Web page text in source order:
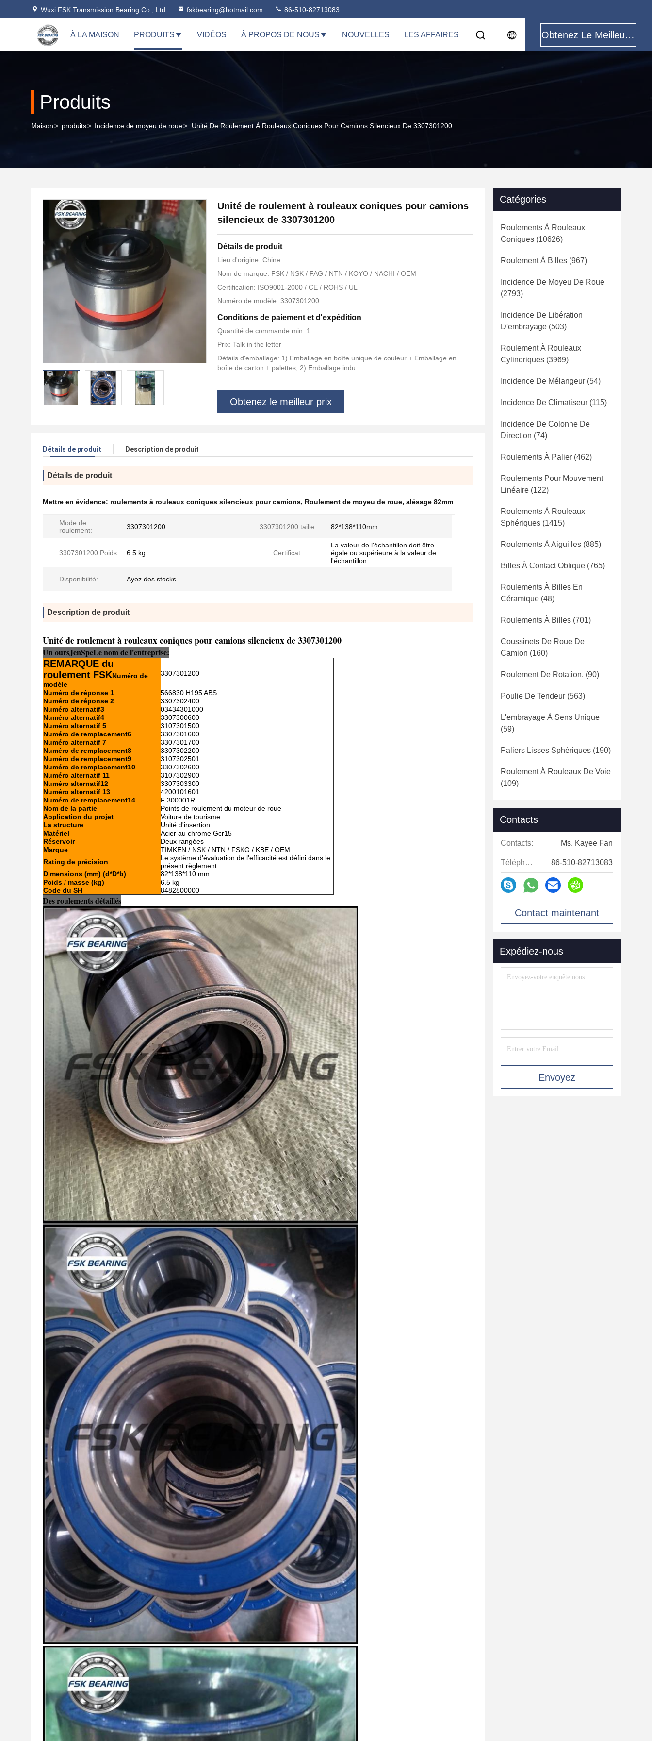
Wuxi FSK Transmission Bearing Co., Ltd fskbearing@hotmail.com 86-510-82713083
À LA MAISON PRODUITS VIDÉOS À PROPOS DE NOUS NOUVELLES LES AFFAIRES Obtenez Le Meilleur Prix
Produits
Maison> produits> Incidence de moyeu de roue> Unité De Roulement À Rouleaux Coniques Pour Camions Silencieux De 3307301200
Unité de roulement à rouleaux coniques pour camions
silencieux de 3307301200
Détails de produit
Lieu d'origine: Chine
Nom de marque: FSK / NSK / FAG / NTN / KOYO / NACHI / OEM
Certification: ISO9001-2000 / CE / ROHS / UL
Numéro de modèle: 3307301200
Conditions de paiement et d'expédition
Quantité de commande min: 1
Prix: Talk in the letter
Détails d'emballage: 1) Emballage en boîte unique de couleur + Emballage en
boîte de carton + palettes, 2) Emballage indu
Obtenez le meilleur prix
Détails de produit Description de produit
Détails de produit
Mettre en évidence: roulements à rouleaux coniques silencieux pour camions, Roulement de moyeu de roue, alésage 82mm
Mode de
roulement:
3307301200 3307301200 taille: 82*138*110mm
3307301200 Poids: 6.5 kg Certificat:
La valeur de l'échantillon doit être
égale ou supérieure à la valeur de
l'échantillon
Disponibilité: Ayez des stocks
Description de produit
Unité de roulement à rouleaux coniques pour camions silencieux de 3307301200
Un oursJenSpeLe nom de l'entreprise:
REMARQUE du
roulement FSKNuméro de
modèle
3307301200
Numéro de réponse 1
566830.H195 ABS
Numéro de réponse 2
3307302400
Numéro alternatif3
03434301000
Numéro alternatif4
3307300600
Numéro alternatif 5
3107301500
Numéro de remplacement6
3307301600
Numéro alternatif 7
3307301700
Numéro de remplacement8
3307302200
Numéro de remplacement9
3107302501
Numéro de remplacement10
3307302600
Numéro alternatif 11
3107302900
Numéro alternatif12
3307303300
Numéro alternatif 13
4200101601
Numéro de remplacement14
F 300001R
Nom de la partie
Points de roulement du moteur de roue
Application du projet
Voiture de tourisme
La structure
Unité d'insertion
Matériel
Acier au chrome Gcr15
Réservoir
Deux rangées
Marque
TIMKEN / NSK / NTN / FSKG / KBE / OEM
Rating de précision
Le système d'évaluation de l'efficacité est défini dans le
présent règlement.
Dimensions (mm) (d*D*b)
82*138*110 mm
Poids / masse (kg)
6.5 kg
Code du SH
8482800000
Des roulements détaillés
Catégories
Roulements À Rouleaux
Coniques (10626)
Roulement À Billes (967)
Incidence De Moyeu De Roue
(2793)
Incidence De Libération
D'embrayage (503)
Roulement À Rouleaux
Cylindriques (3969)
Incidence De Mélangeur (54)
Incidence De Climatiseur (115)
Incidence De Colonne De
Direction (74)
Roulements À Palier (462)
Roulements Pour Mouvement
Linéaire (122)
Roulements À Rouleaux
Sphériques (1415)
Roulements À Aiguilles (885)
Billes À Contact Oblique (765)
Roulements À Billes En
Céramique (48)
Roulements À Billes (701)
Coussinets De Roue De
Camion (160)
Roulement De Rotation. (90)
Poulie De Tendeur (563)
L'embrayage À Sens Unique
(59)
Paliers Lisses Sphériques (190)
Roulement À Rouleaux De Voie
(109)
Contacts
Contacts: Ms. Kayee Fan
Téléphone: 86-510-82713083
Contact maintenant
Expédiez-nous
Envoyez